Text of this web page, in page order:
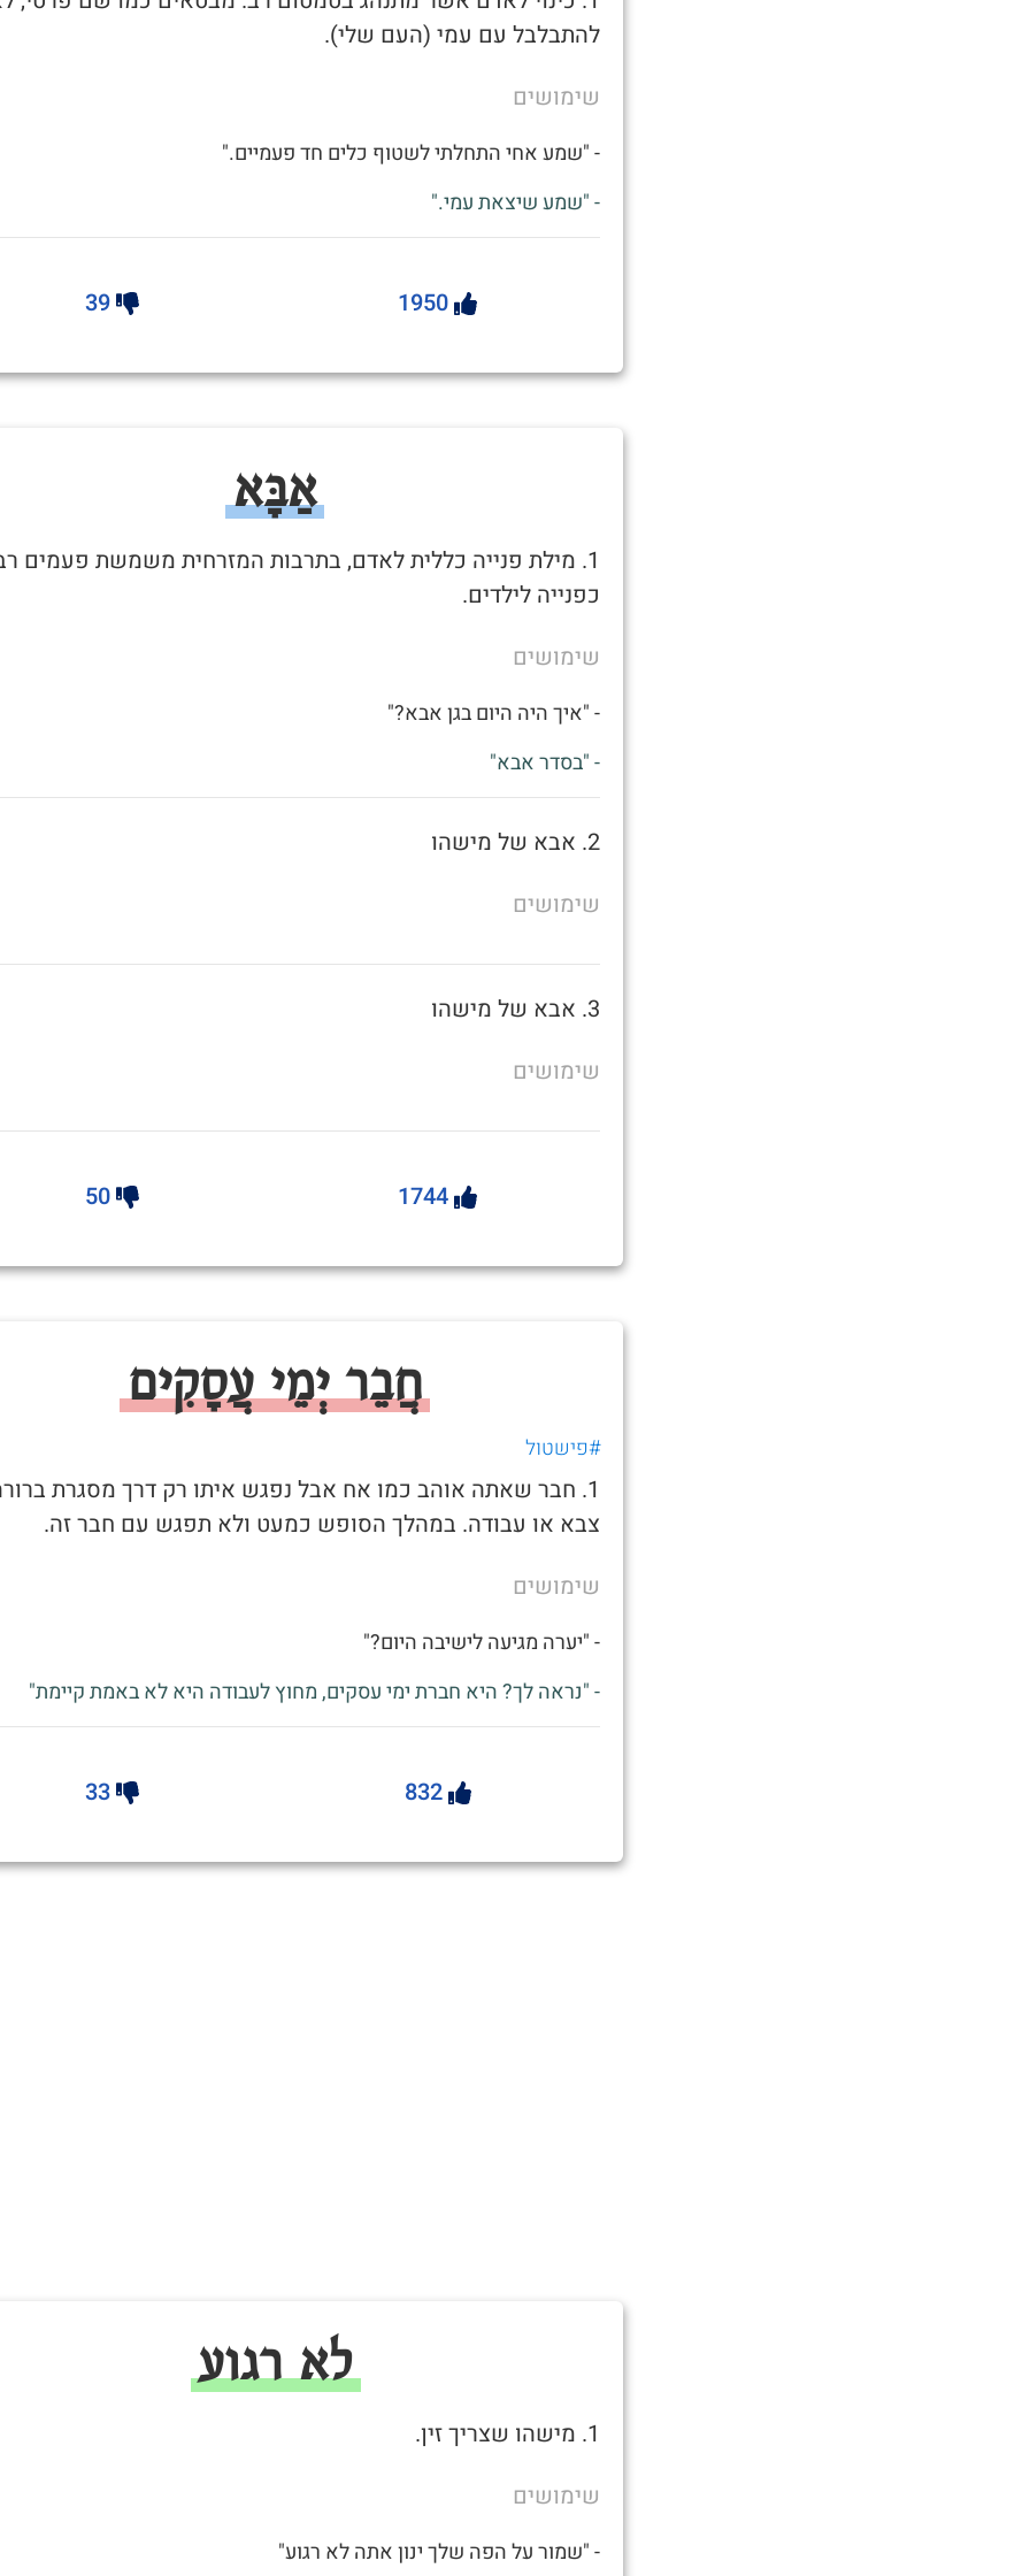
להתבלבל עם עמי (העם שלי).
שימושים
- "שמע אחי התחלתי לשטוף כלים חד פעמיים."
- "שמע שיצאת עמי."
1950
39
אַבָּא
1. מילת פנייה כללית לאדם, בתרבות המזרחית משמשת פעמים
כפנייה לילדים.
שימושים
- "איך היה היום בגן אבא?"
- "בסדר אבא"
2. אבא של מישהו
שימושים
3. אבא של מישהו
שימושים
1744
50
חֲבֵר יְמֵי עֲסָקִים
#פישטול
1. חבר שאתה אוהב כמו אח אבל נפגש איתו רק דרך מסגרת
צבא או עבודה. במהלך הסופש כמעט ולא תפגש עם חבר זה.
שימושים
- "יערה מגיעה לישיבה היום?"
- "נראה לך? היא חברת ימי עסקים, מחוץ לעבודה היא לא באמת קיימת"
832
33
לא רגוע
1. מישהו שצריך זין.
שימושים
- "שמור על הפה שלך ינון אתה לא רגוע"